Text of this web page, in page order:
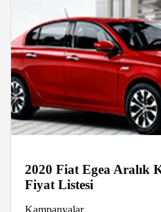
2020 Fiat Egea Aralık
Fiyat Listesi
Kampanyalar